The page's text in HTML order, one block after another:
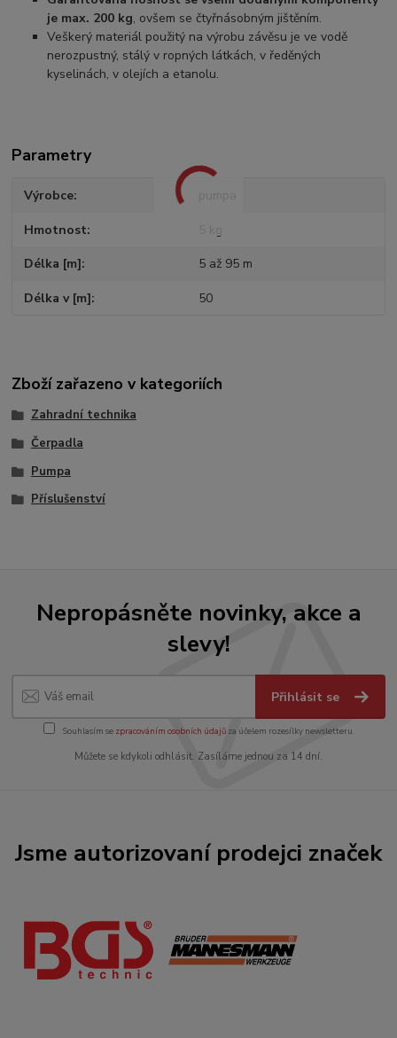
je max. 200 kg, ovšem se čtyřnásobným jištěním.
Veškerý materiál použitý na výrobu závěsu je ve vodě
nerozpustný, stálý v ropných látkách, v ředěných
kyselinách, v olejích a etanolu.
Parametry
Výrobce
Hmotnost
Délka [m] 5 až 95 m
Délka v [m] 50
Zboží zařazeno v kategoriích
Zahradní technika
Čerpadla
Pumpa
Příslušenství
Nepropásněte novinky, akce a
slevy!
Přihlásit se
Souhlasím se zpracováním osobních údajůza účelem rozesílky newsletteru.
Můžete se kdykoli odhlásit. Zasíláme jednou za 14 dní.
Jsme autorizovaní prodejci značek